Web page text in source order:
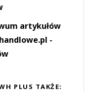
artykułów
-
PLUS TAKŻE: